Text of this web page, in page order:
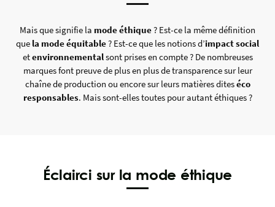
Mais que signifie la mode éthique? Est-ce la même définition
que la mode équitable? Est-ce que les notions d’impact social
etenvironnementalsont prises en compte ? De nombreuses
marques font preuve de plus en plus de transparence sur leur
chaîne de production ou encore sur leurs matières diteséco
responsables. Mais sont-elles toutes pour autant éthiques ?
Éclairci sur la mode éthique